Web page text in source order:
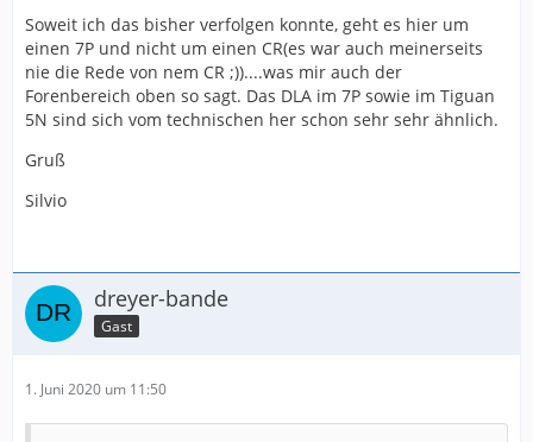
Soweit ich das bisher verfolgen konnte, geht es hier um
einen 7P und nicht um einen CR(es war auch meinerseits
nie die Rede von nem CR ;))....was mir auch der
Forenbereich oben so sagt. Das DLA im 7P sowie im Tiguan
5N sind sich vom technischen her schon sehr sehr ähnlich.
Gruß
Silvio
dreyer-bande
Gast
1. Juni 2020 um 11:50